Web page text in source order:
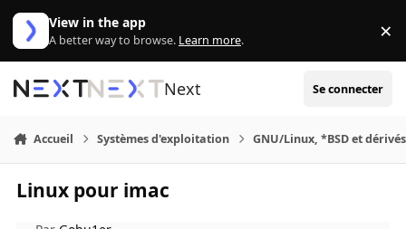
Aller au contenu
View in the app
A better way to browse. Learn more. ×
Next Se connecter
Accueil Systèmes d'exploitation GNU/Linux, *BSD et
Linux pour imac